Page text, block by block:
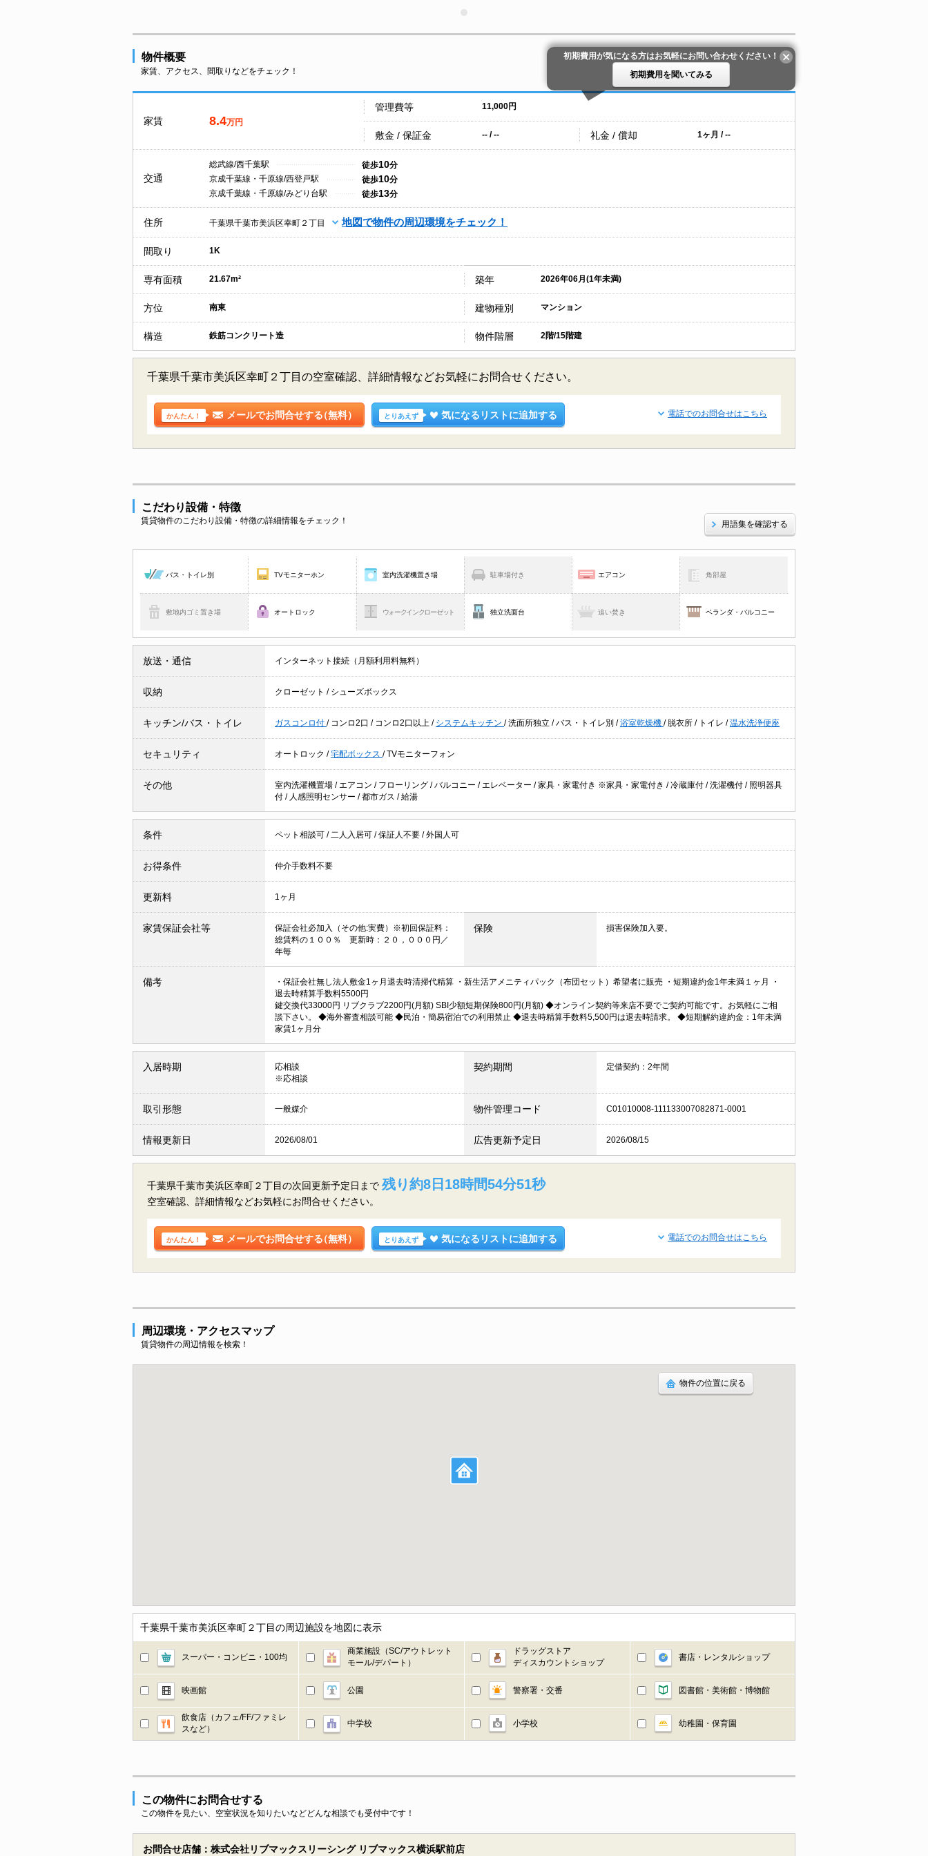
物件概要
家賃、アクセス、間取りなどをチェック！
初期費用が気になる方はお気軽にお問い合わせください！
初期費用を聞いてみる
家賃 8.4万円
管理費等 11,000円
敷金 / 保証金 -- / -- 礼金 / 償却 1ヶ月 / --
交通
総武線/西千葉駅 徒歩10分
京成千葉線・千原線/西登戸駅
徒歩10分
京成千葉線・千原線/みどり台駅
徒歩13分
住所 千葉県千葉市美浜区幸町２丁目 地図で物件の周辺環境をチェック！
間取り 1K
専有面積 21.67m² 築年 2026年06月(1年未満)
方位 南東 建物種別 マンション
構造 鉄筋コンクリート造 物件階層 2階/15階建
千葉県千葉市美浜区幸町２丁目の空室確認、詳細情報などお気軽にお問合せください。
かんたん！ メールでお問合せする（無料） とりあえず 気になるリストに追加する 電話でのお問合せはこちら
こだわり設備・特徴
賃貸物件のこだわり設備・特徴の詳細情報をチェック！ 用語集を確認する
バス・トイレ別 TVモニターホン 室内洗濯機置き場 駐車場付き エアコン 角部屋
敷地内ゴミ置き場 オートロック ウォークインクローゼット 独立洗面台 追い焚き ベランダ・バルコニー
放送・通信 インターネット接続（月額利用料無料）
収納 クローゼット / シューズボックス
キッチン/バス・トイレ ガスコンロ付 / コンロ2口 / コンロ2口以上 / システムキッチン /洗面所独立 /バス・トイレ別 /浴室乾燥機 / 脱衣所 / トイレ /温水洗浄便座
セキュリティ オートロック /宅配ボックス /TVモニターフォン
その他 室内洗濯機置場 / エアコン / フローリング /バルコニー / エレベーター /家具・家電付き ※家具・家電付き /冷蔵庫付 /洗濯機付 / 照明器具
付 / 人感照明センサー /都市ガス /給湯
条件 ペット相談可 / 二人入居可 /保証人不要 /外国人可
お得条件 仲介手数料不要
更新料 1ヶ月
家賃保証会社等
保証会社必加入（その他:実費）※初回保証料：
総賃料の１００％ 更新時：２０，０００円／
年毎
保険 損害保険加入要。
備考
・保証会社無し法人敷金1ヶ月退去時清掃代精算 ・新生活アメニティパック（布団セット）希望者に販売 ・短期違約金1年未満１ヶ月 ・
退去時精算手数料5500円
鍵交換代33000円 リブクラブ2200円(月額) SBI少額短期保険800円(月額) ◆オンライン契約等来店不要でご契約可能です。お気軽にご相
談下さい。 ◆海外審査相談可能 ◆民泊・簡易宿泊での利用禁止 ◆退去時精算手数料5,500円は退去時請求。 ◆短期解約違約金：1年未満
家賃1ヶ月分
入居時期
応相談
※応相談
契約期間 定借契約：2年間
取引形態 一般媒介 物件管理コード C01010008-111133007082871-0001
情報更新日 2026/08/01 広告更新予定日 2026/08/15
千葉県千葉市美浜区幸町２丁目の次回更新予定日まで 残り約8日18時間54分50秒
空室確認、詳細情報などお気軽にお問合せください。
かんたん！ メールでお問合せする（無料） とりあえず 気になるリストに追加する 電話でのお問合せはこちら
周辺環境・アクセスマップ
賃貸物件の周辺情報を検索！
物件の位置に戻る
千葉県千葉市美浜区幸町２丁目の周辺施設を地図に表示
スーパー・コンビニ・100均
商業施設（SC/アウトレット
モール/デパート）
ドラッグストア
ディスカウントショップ
書店・レンタルショップ
映画館 公園 警察署・交番 図書館・美術館・博物館
飲食店（カフェ/FF/ファミレ
スなど）
中学校 小学校 幼稚園・保育園
この物件にお問合せする
この物件を見たい、空室状況を知りたいなどどんな相談でも受付中です！
お問合せ店舗：株式会社リブマックスリーシング リブマックス横浜駅前店